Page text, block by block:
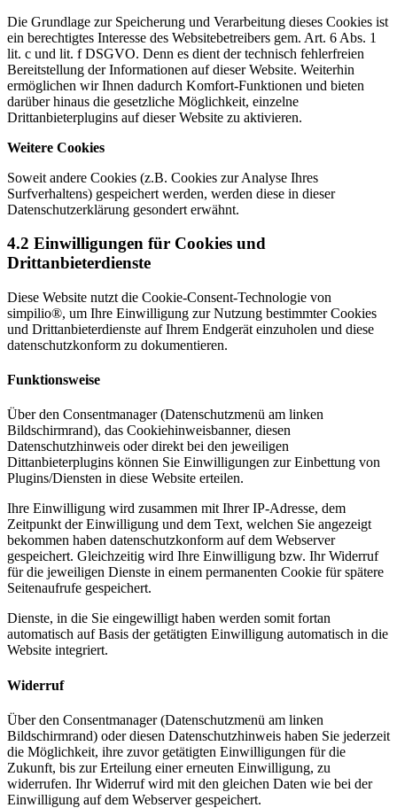
Die Grundlage zur Speicherung und Verarbeitung dieses Cookies ist
ein berechtigtes Interesse des Websitebetreibers gem. Art. 6 Abs. 1
lit. c und lit. f DSGVO. Denn es dient der technisch fehlerfreien
Bereitstellung der Informationen auf dieser Website. Weiterhin
ermöglichen wir Ihnen dadurch Komfort-Funktionen und bieten
darüber hinaus die gesetzliche Möglichkeit, einzelne
Drittanbieterplugins auf dieser Website zu aktivieren.
Weitere Cookies
Soweit andere Cookies (z.B. Cookies zur Analyse Ihres
Surfverhaltens) gespeichert werden, werden diese in dieser
Datenschutzerklärung gesondert erwähnt.
4.2 Einwilligungen für Cookies und
Drittanbieterdienste
Diese Website nutzt die Cookie-Consent-Technologie von
simpilio®, um Ihre Einwilligung zur Nutzung bestimmter Cookies
und Drittanbieterdienste auf Ihrem Endgerät einzuholen und diese
datenschutzkonform zu dokumentieren.
Funktionsweise
Über den Consentmanager (Datenschutzmenü am linken
Bildschirmrand), das Cookiehinweisbanner, diesen
Datenschutzhinweis oder direkt bei den jeweiligen
Dittanbieterplugins können Sie Einwilligungen zur Einbettung von
Plugins/Diensten in diese Website erteilen.
Ihre Einwilligung wird zusammen mit Ihrer IP-Adresse, dem
Zeitpunkt der Einwilligung und dem Text, welchen Sie angezeigt
bekommen haben datenschutzkonform auf dem Webserver
gespeichert. Gleichzeitig wird Ihre Einwilligung bzw. Ihr Widerruf
für die jeweiligen Dienste in einem permanenten Cookie für spätere
Seitenaufrufe gespeichert.
Dienste, in die Sie eingewilligt haben werden somit fortan
automatisch auf Basis der getätigten Einwilligung automatisch in die
Website integriert.
Widerruf
Über den Consentmanager (Datenschutzmenü am linken
Bildschirmrand) oder diesen Datenschutzhinweis haben Sie jederzeit
die Möglichkeit, ihre zuvor getätigten Einwilligungen für die
Zukunft, bis zur Erteilung einer erneuten Einwilligung, zu
widerrufen. Ihr Widerruf wird mit den gleichen Daten wie bei der
Einwilligung auf dem Webserver gespeichert.